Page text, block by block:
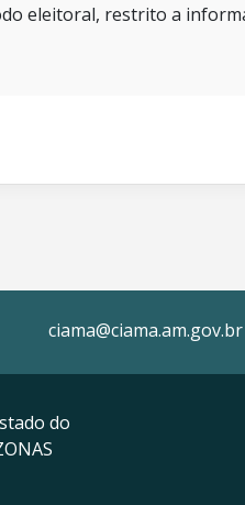
eleitoral, restrito a
ciama@ciama.am.gov.br
do